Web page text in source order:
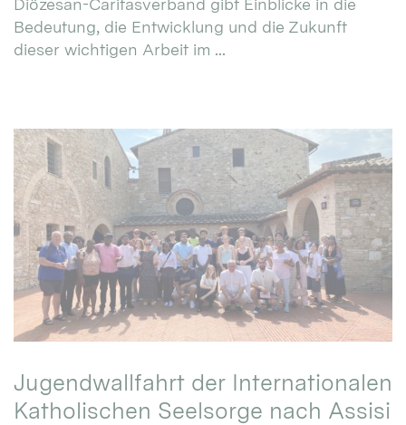
Diözesan-Caritasverband gibt Einblicke in die
Bedeutung, die Entwicklung und die Zukunft
dieser wichtigen Arbeit im ...
Jugendwallfahrt der Internationalen
Katholischen Seelsorge nach Assisi